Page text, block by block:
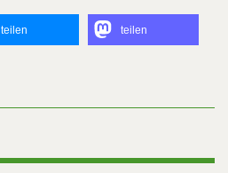
teilen teilen